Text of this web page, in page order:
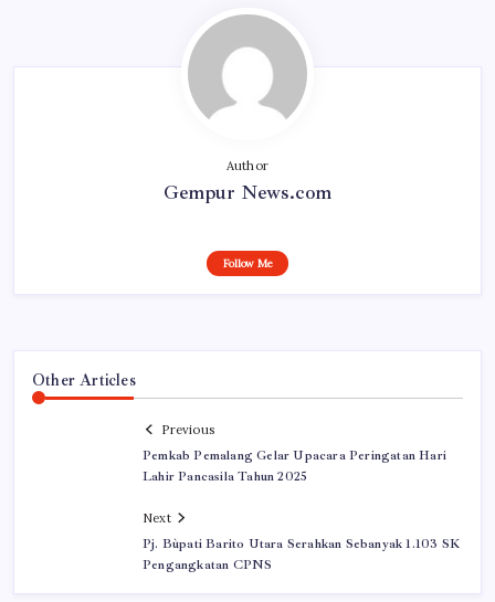
Author
Gempur News.com
Follow Me
Other Articles
Previous
Pemkab Pemalang Gelar Upacara Peringatan Hari
Lahir Pancasila Tahun 2025
Next
Pj. Bùpati Barito Utara Serahkan Sebanyak 1.103 SK
Pengangkatan CPNS